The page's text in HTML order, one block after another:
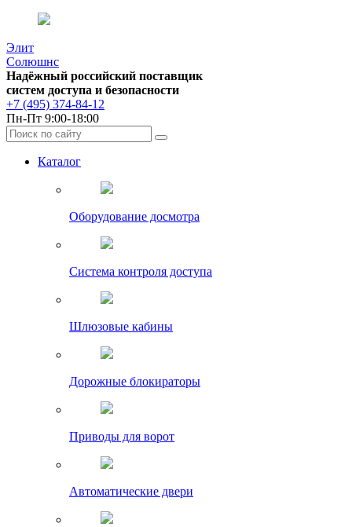
Элит
Солюшнс
Надёжный российский поставщик
систем доступа и безопасности
+7 (495) 374-84-12
Пн-Пт 9:00-18:00
Каталог
Оборудование досмотра
Система контроля доступа
Шлюзовые кабины
Дорожные блокираторы
Приводы для ворот
Автоматические двери